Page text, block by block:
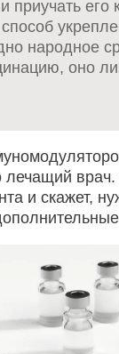
приучать
народное
оно
лечащий
и скажет,